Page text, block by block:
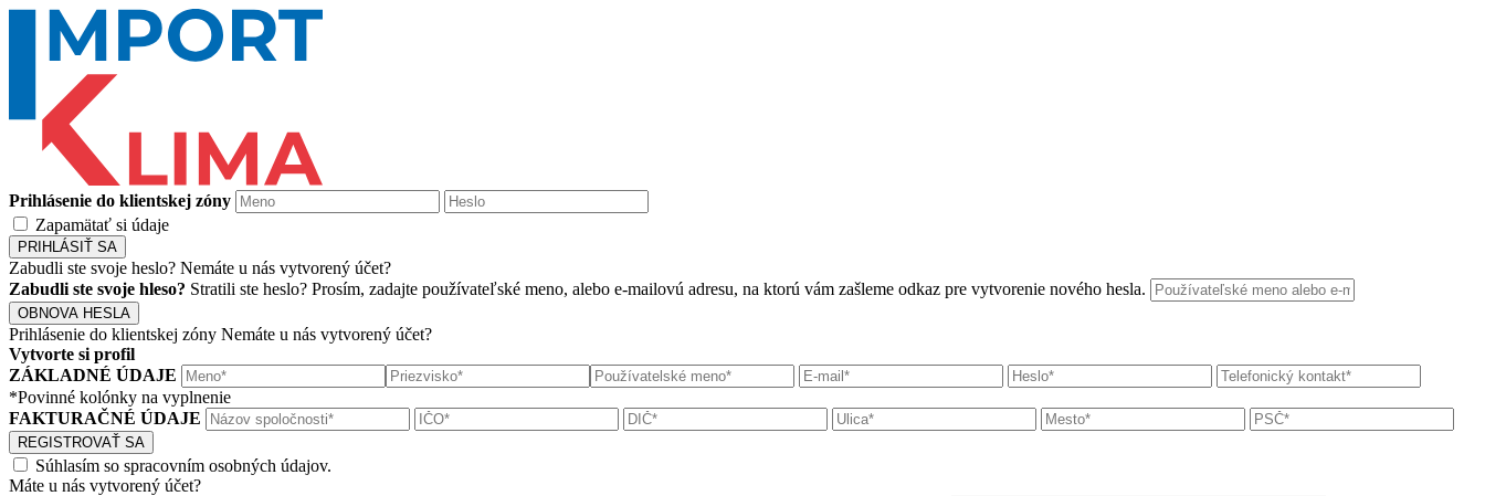
Prihlásenie do klientskej zóny
Zapamätať si údaje
PRIHLÁSIŤ SA
Zabudli ste svoje heslo? Nemáte u nás vytvorený účet?
Zabudli ste svoje hleso? Stratili ste heslo? Prosím, zadajte používateľské meno, alebo e-mailovú adresu, na ktorú vám zašleme odkaz pre vytvorenie nového hesla.
OBNOVA HESLA
Prihlásenie do klientskej zóny Nemáte u nás vytvorený účet?
Vytvorte si profil
ZÁKLADNÉ ÚDAJE
*Povinné kolónky na vyplnenie
FAKTURAČNÉ ÚDAJE
REGISTROVAŤ SA
Súhlasím so spracovním osobných údajov.
Máte u nás vytvorený účet?